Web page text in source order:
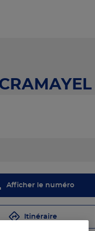
Afficher le numéro
Itinéraire